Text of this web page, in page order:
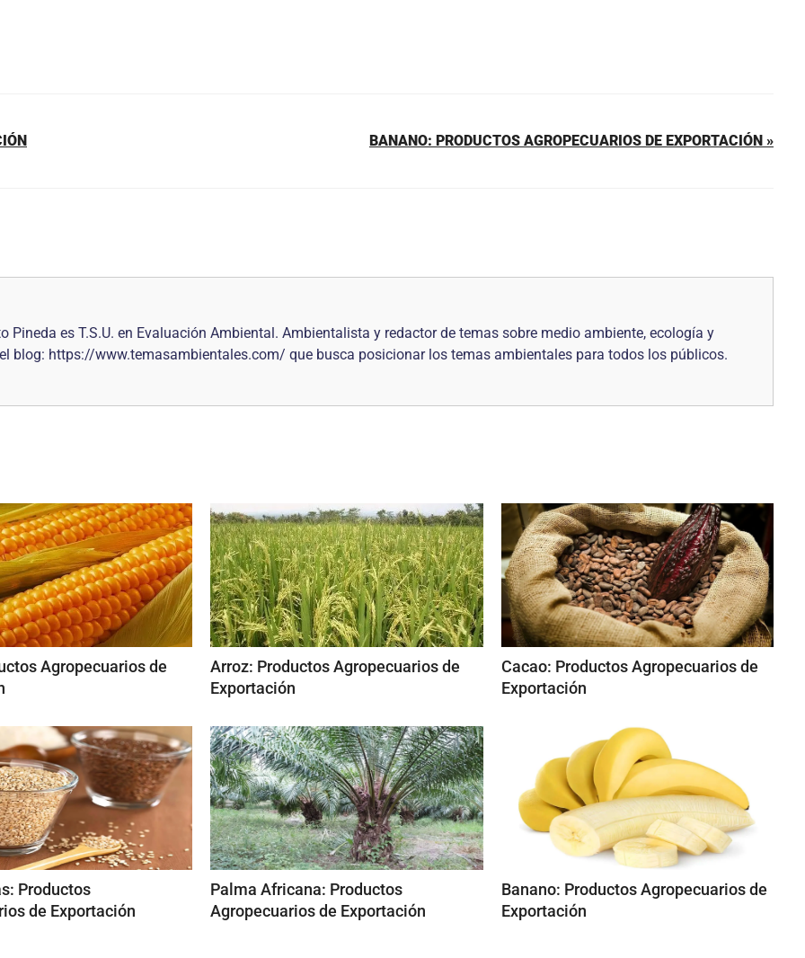
BANANO: PRODUCTOS AGROPECUARIOS DE EXPORTACIÓN »
es T.S.U. en Evaluación Ambiental. Ambientalista y redactor de temas sobre medio ambiente, ecología y
blog: https://www.temasambientales.com/ que busca posicionar los temas ambientales para todos los públicos.
Agropecuarios de
Arroz: Productos Agropecuarios de
Exportación
Cacao: Productos Agropecuarios de
Exportación
Productos
de Exportación
Palma Africana: Productos
Agropecuarios de Exportación
Banano: Productos Agropecuarios de
Exportación